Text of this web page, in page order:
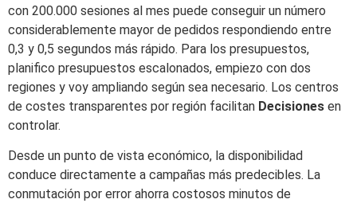
con 200.000 sesiones al mes puede conseguir un número
considerablemente mayor de pedidos respondiendo entre
0,3 y 0,5 segundos más rápido. Para los presupuestos,
planifico presupuestos escalonados, empiezo con dos
regiones y voy ampliando según sea necesario. Los centros
de costes transparentes por región facilitan Decisiones en
controlar.
Desde un punto de vista económico, la disponibilidad
conduce directamente a campañas más predecibles. La
conmutación por error ahorra costosos minutos de